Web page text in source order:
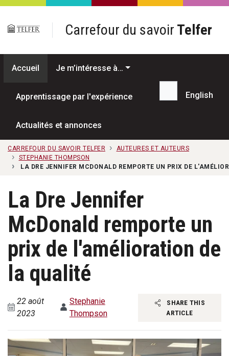
Passer au contenu principal
Carrefour du savoir Telfer
Accueil Je m’intéresse à…
Apprentissage par l'expérience
Actualités et annonces
Recherche...
English
CARREFOUR DU SAVOIR TELFER
AUTEURES ET AUTEURS
STEPHANIE THOMPSON
LA DRE JENNIFER MCDONALD REMPORTE UN PRIX DE
La Dre Jennifer
McDonald remporte un
prix de l'amélioration de
la qualité
22 août
2023
Stephanie
Thompson
SHARE THIS
ARTICLE